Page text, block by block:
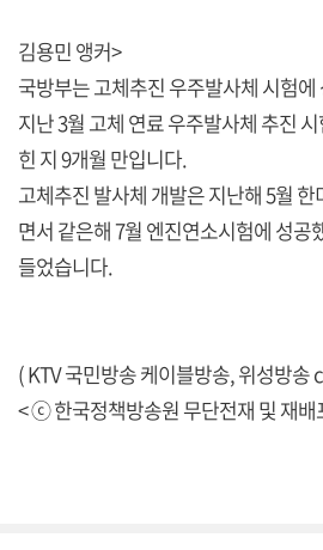
김용민 앵커>
국방부는 고체추진 우주발사체 시험
지난 3월 고체 연료 우주발사체 추진
힌 지 9개월 만입니다.
고체추진 발사체 개발은 지난해 5월
면서 같은해 7월 엔진연소시험에 성공
들었습니다.
( KTV 국민방송 케이블방송, 위성방송
< ⓒ 한국정책방송원 무단전재 및 재배